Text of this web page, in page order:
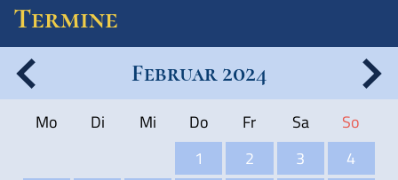
Spiel
Termine
Februar 2024
Mo Di Mi Do Fr Sa
So
1
2 3
4